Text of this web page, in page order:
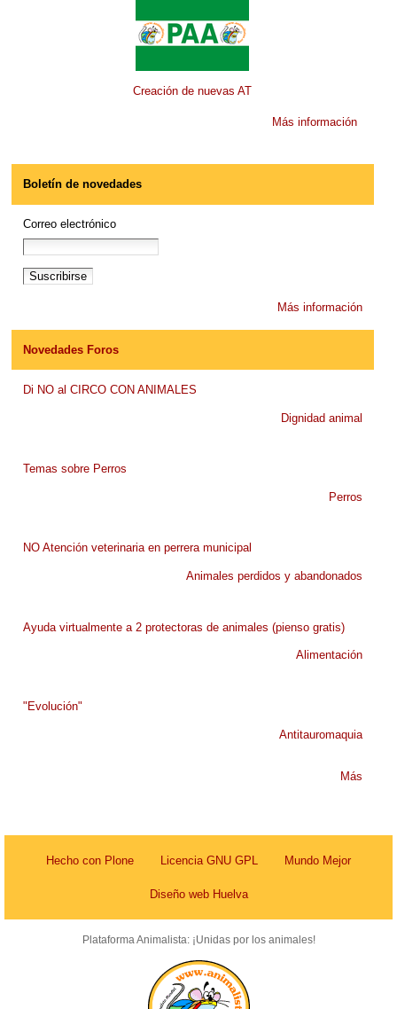
Creación de nuevas AT
Más información
Boletín de novedades
Correo electrónico
Más información
Novedades Foros
Di NO al CIRCO CON ANIMALES
Dignidad animal
Temas sobre Perros
Perros
NO Atención veterinaria en perrera municipal
Animales perdidos y abandonados
Ayuda virtualmente a 2 protectoras de animales (pienso gratis)
Alimentación
"Evolución"
Antitauromaquia
Más
Hecho con Plone Licencia GNU GPL Mundo Mejor
Diseño web Huelva
Plataforma Animalista: ¡Unidas por los animales!